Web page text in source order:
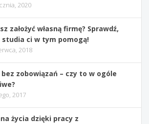
2020
założyć własną firmę? Sprawdź,
studia ci w tym pomogą!
2018
bez zobowiązań – czy to w ogóle
2017
życia dzięki pracy z